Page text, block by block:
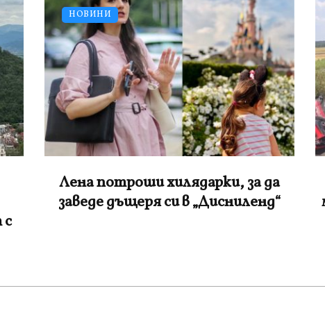
НОВИНИ
Червено ферари се натресе в
мантинела на пътя Варна-Бургас